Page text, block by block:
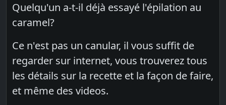
Quelqu'un a-t-il déjà essayé l'épilation au
caramel?
Ce n'est pas un canular, il vous suffit de
regarder sur internet, vous trouverez tous
les détails sur la recette et la façon de faire,
et même des videos.